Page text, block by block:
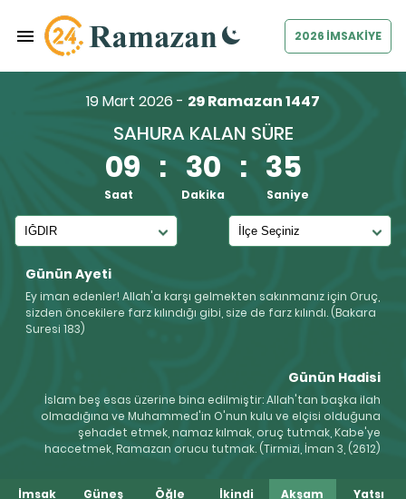
2026 İMSAKİYE
Günün Ayeti
Ey iman edenler! Allah'a karşı gelmekten sakınmanız için Oruç,
sizden öncekilere farz kılındığı gibi, size de farz kılındı. (Bakara
Suresi 183)
19 Mart 2026 - 29 Ramazan 1447
SAHURA KALAN SÜRE
09 : 30 : 34
Saat Dakika Saniye
Günün Hadisi
İslam beş esas üzerine bina edilmiştir: Allah'tan başka ilah
olmadığına ve Muhammed'in O'nun kulu ve elçisi olduğuna
şehadet etmek, namaz kılmak, oruç tutmak, Kabe'ye
haccetmek, Ramazan orucu tutmak. (Tirmizi, İman 3, (2612)
İmsak
Güneş
Öğle
İkindi
Akşam
Yatsı